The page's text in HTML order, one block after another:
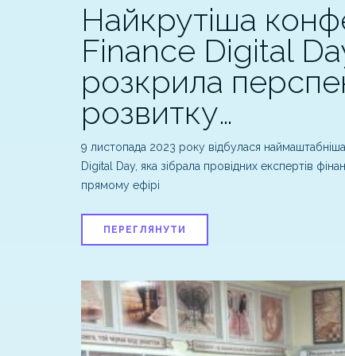
Найкрутіша
Finance Digital
розкрила
розвитку…
9 листопада 2023 року відбулася
Digital Day, яка зібрала провідних експертів
прямому ефірі
ПЕРЕГЛЯНУТИ